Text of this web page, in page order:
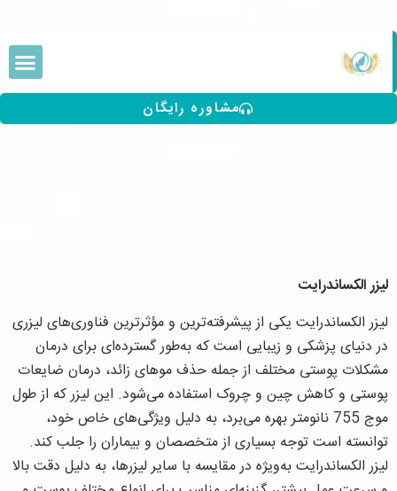
مشاوره رایگان
لیزر الکساندرایت
لیزر الکساندرایت یکی از پیشرفته‌ترین و مؤثرترین فناوری‌های لیزری
در دنیای پزشکی و زیبایی است که به‌طور گسترده‌ای برای درمان
مشکلات پوستی مختلف از جمله حذف موهای زائد، درمان ضایعات
پوستی و کاهش چین و چروک استفاده می‌شود. این لیزر که از طول
موج 755 نانومتر بهره می‌برد، به دلیل ویژگی‌های خاص خود،
توانسته است توجه بسیاری از متخصصان و بیماران را جلب کند.
لیزر الکساندرایت به‌ویژه در مقایسه با سایر لیزرها، به دلیل دقت بالا